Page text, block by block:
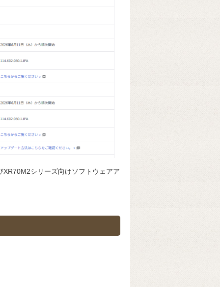
シリーズ向けソフトウェアア